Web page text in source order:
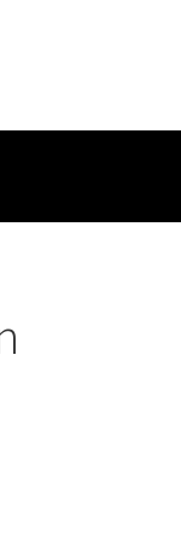
Preparados